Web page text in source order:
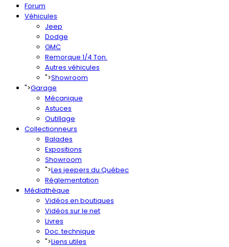
Forum
Véhicules
Jeep
Dodge
GMC
Remorque 1/4 Ton.
Autres véhicules
">Showroom
">Garage
Mécanique
Astuces
Outillage
Collectionneurs
Balades
Expositions
Showroom
">Les jeepers du Québec
Réglementation
Médiathèque
Vidéos en boutiques
Vidéos sur le net
Livres
Doc. technique
">Liens utiles